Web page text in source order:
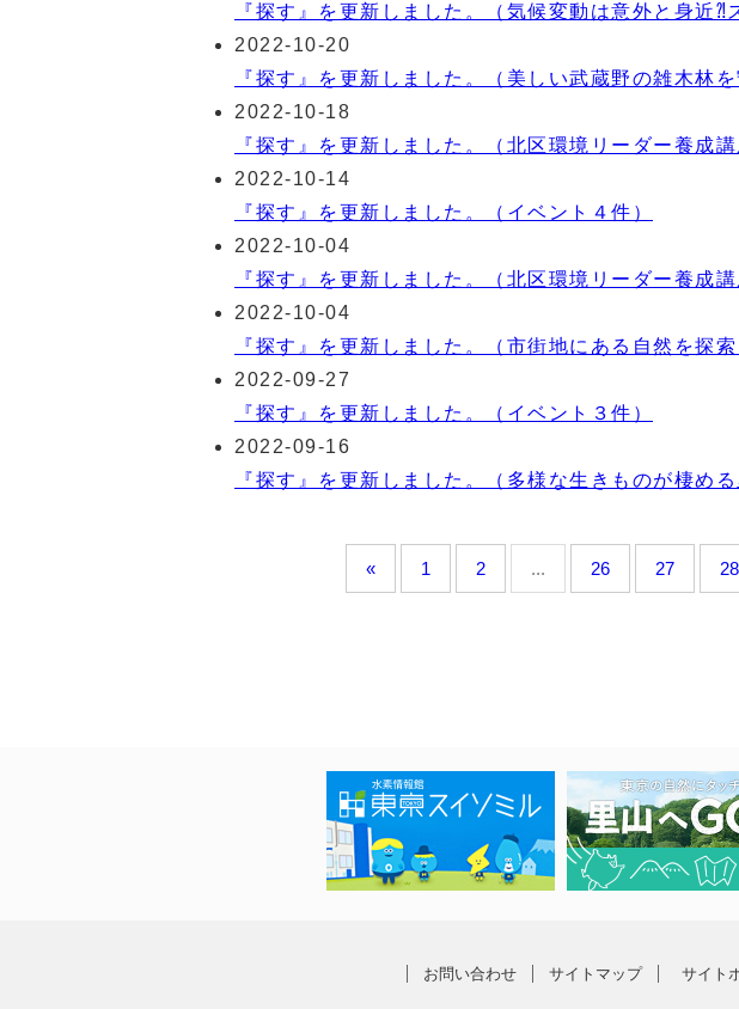
『探す』を更新しました。（気候変動は意外と身近⁈
2022-10-20
『探す』を更新しました。（美しい武蔵野の雑木林を
2022-10-18
『探す』を更新しました。（北区環境リーダー養成
2022-10-14
『探す』を更新しました。（イベント４件）
2022-10-04
『探す』を更新しました。（北区環境リーダー養成講
2022-10-04
『探す』を更新しました。（市街地にある自然を探索
2022-09-27
『探す』を更新しました。（イベント３件）
2022-09-16
『探す』を更新しました。（多様な生きものが棲め
« 1 2 ... 26 27 28
お問い合わせ サイトマップ サイト